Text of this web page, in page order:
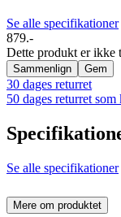
Se alle specifikationer
879.-
Dette produkt er
Sammenlign Gem
30 dages returret
50 dages returret
Se alle specifikationer
Mere om produktet